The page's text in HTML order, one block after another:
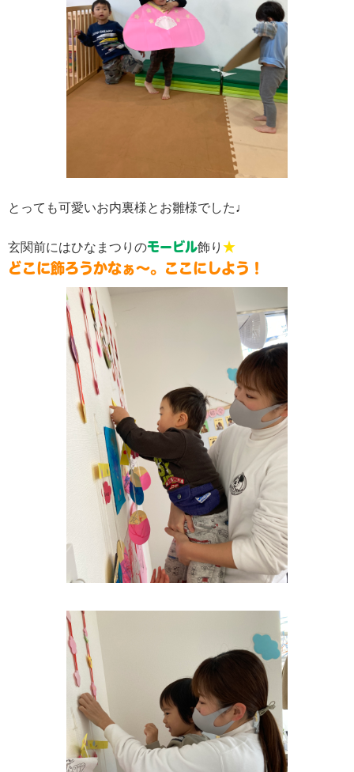
とっても可愛いお内裏様とお雛様でした♩
玄関前にはひなまつりのモービル飾り ★
どこに飾ろうかなぁ～。ここにしよう！